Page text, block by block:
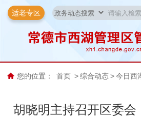
适老专区
您的位置： 首页 > 综合动态 > 今日西
胡晓明主持召开区委会